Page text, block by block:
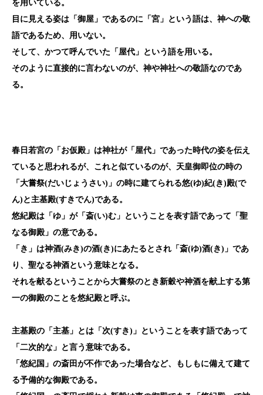
を用いている。
目に見える姿は「御屋」であるのに「宮」という語は、神への敬
語であるため、用いない。
そして、かつて呼んでいた「屋代」という語を用いる。
そのように直接的に言わないのが、神や神社への敬語なのであ
る。
春日若宮の「お仮殿」は神社が「屋代」であった時代の姿を伝え
ていると思われるが、これと似ているのが、天皇御即位の時の
「大嘗祭(だいじょうさい)」の時に建てられる悠(ゆ)紀(き)殿(で
ん)と主基殿(すきでん)である。
悠紀殿は「ゆ」が「斎(い)む」ということを表す語であって「聖
なる御殿」の意である。
「き」は神酒(みき)の酒(き)にあたるとされ「斎(ゆ)酒(き)」であ
り、聖なる神酒という意味となる。
それを献るということから大嘗祭のとき新穀や神酒を献上する第
一の御殿のことを悠紀殿と呼ぶ。
主基殿の「主基」とは「次(すき)」ということを表す語であって
「二次的な」と言う意味である。
「悠紀国」の斎田が不作であった場合など、もしもに備えて建て
る予備的な御殿である。